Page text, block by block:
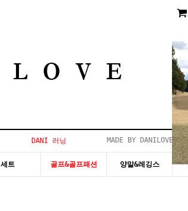
DANI 러닝 MADE BY DANILOVE
세트 골프&골프패션 양말&레깅스